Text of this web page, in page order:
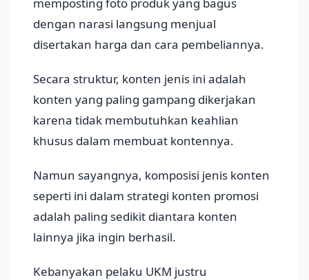
dengan narasi langsung menjual
disertakan harga dan cara pembeliannya.
Secara struktur, konten jenis ini adalah
konten yang paling gampang dikerjakan
karena tidak membutuhkan keahlian
khusus dalam membuat kontennya.
Namun sayangnya, komposisi jenis konten
seperti ini dalam strategi konten promosi
adalah paling sedikit diantara konten
lainnya jika ingin berhasil.
Kebanyakan pelaku UKM justru